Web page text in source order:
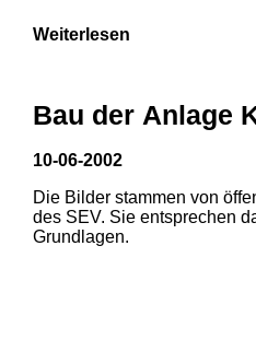
Weiterlesen
Bau der Anlage
10-06-2002
Die Bilder stammen von
des SEV. Sie entsprechen
Grundlagen.